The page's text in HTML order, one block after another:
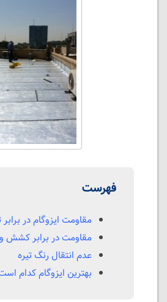
فهرست
مقاومت ایزوگام در
مقاومت در برابر کشش
عدم انتقال رنگ تیره
بهترین ایزوگام کدام